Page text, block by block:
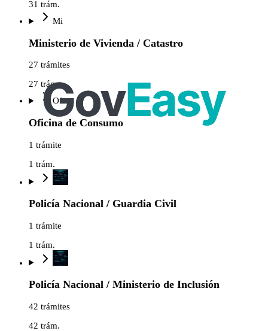
31 trám.
Mi
Ministerio de Vivienda / Catastro
27 trámites
27 trám.
Of
Oficina de Consumo
1 trámite
1 trám.
Policía Nacional / Guardia Civil
1 trámite
1 trám.
Policía Nacional / Ministerio de Inclusión
42 trámites
42 trám.